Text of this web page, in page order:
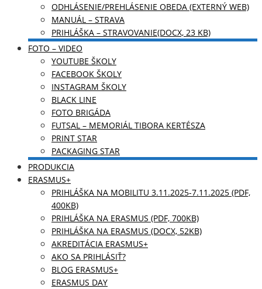
ODHLÁSENIE/PREHLÁSENIE OBEDA (EXTERNÝ WEB)
MANUÁL – STRAVA
PRIHLÁŠKA – STRAVOVANIE(DOCX, 23 KB)
FOTO – VIDEO
YOUTUBE ŠKOLY
FACEBOOK ŠKOLY
INSTAGRAM ŠKOLY
BLACK LINE
FOTO BRIGÁDA
FUTSAL – MEMORIÁL TIBORA KERTÉSZA
PRINT STAR
PACKAGING STAR
PRODUKCIA
ERASMUS+
PRIHLÁŠKA NA MOBILITU 3.11.2025-7.11.2025 (PDF,
400KB)
PRIHLÁŠKA NA ERASMUS (PDF, 700KB)
PRIHLÁŠKA NA ERASMUS (DOCX, 52KB)
AKREDITÁCIA ERASMUS+
AKO SA PRIHLÁSIŤ?
BLOG ERASMUS+
ERASMUS DAY